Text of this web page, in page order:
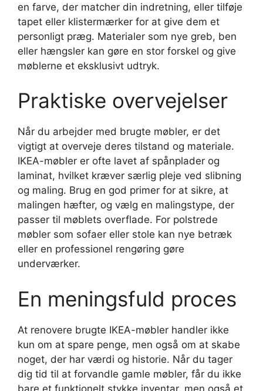
en farve, der matcher din indretning, eller tilføje
tapet eller klistermærker for at give dem et
personligt præg. Materialer som nye greb, ben
eller hængsler kan gøre en stor forskel og give
møblerne et eksklusivt udtryk.
Praktiske overvejelser
Når du arbejder med brugte møbler, er det
vigtigt at overveje deres tilstand og materiale.
IKEA-møbler er ofte lavet af spånplader og
laminat, hvilket kræver særlig pleje ved slibning
og maling. Brug en god primer for at sikre, at
malingen hæfter, og vælg en malingstype, der
passer til møblets overflade. For polstrede
møbler som sofaer eller stole kan nye betræk
eller en professionel rengøring gøre
underværker.
En meningsfuld proces
At renovere brugte IKEA-møbler handler ikke
kun om at spare penge, men også om at skabe
noget, der har værdi og historie. Når du tager
dig tid til at forvandle gamle møbler, får du ikke
bare et funktionelt stykke inventar, men også et